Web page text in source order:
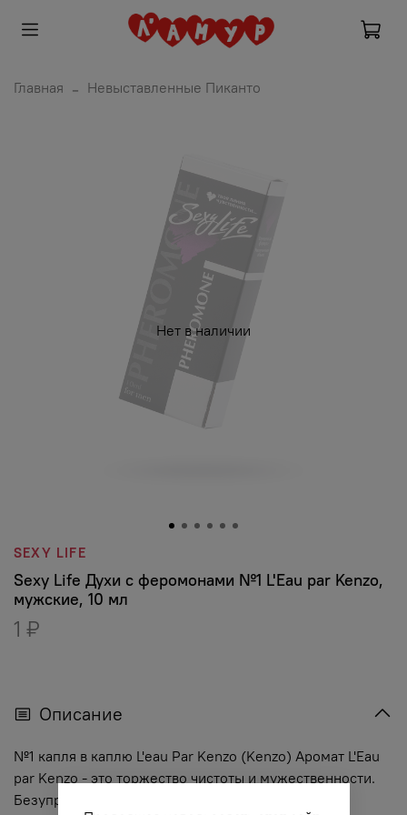
Главная Невыставленные Пиканто
Нет в наличии
SEXY LIFE
Sexy Life Духи с феромонами №1 L'Eau par Kenzo,
мужские, 10 мл
1 ₽
Описание
№1 капля в каплю L'eau Par Kenzo (Kenzo) Аромат L'Eau
par Kenzo - это торжество чистоты и мужественности.
Безупречно сдержанный аромат не погружает в